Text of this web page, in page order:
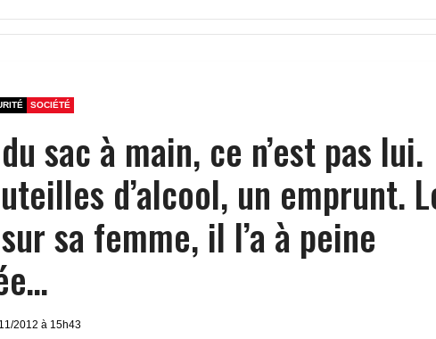
SOCIÉTÉ
sac à main, ce n’est pas lui.
d’alcool, un emprunt.
sa femme, il l’a à peine
2012 à 15h43